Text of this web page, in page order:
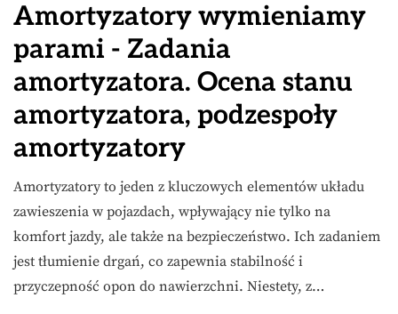
Amortyzatory wymieniamy
parami - Zadania
amortyzatora. Ocena stanu
amortyzatora, podzespoły
amortyzatory
Amortyzatory to jeden z kluczowych elementów układu
zawieszenia w pojazdach, wpływający nie tylko na
komfort jazdy, ale także na bezpieczeństwo. Ich zadaniem
jest tłumienie drgań, co zapewnia stabilność i
przyczepność opon do nawierzchni. Niestety, z…